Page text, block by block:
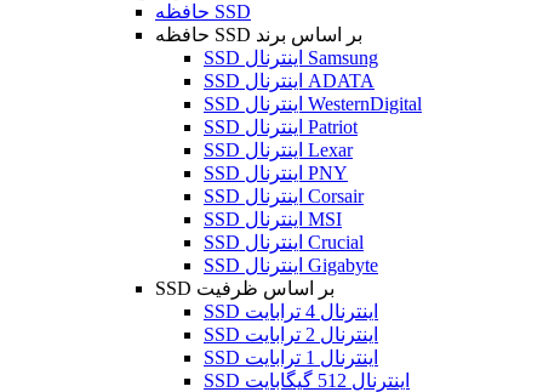
حافظه SSD
حافظه SSD بر اساس برند
SSD اینترنال Samsung
SSD اینترنال ADATA
SSD اینترنال WesternDigital
SSD اینترنال Patriot
SSD اینترنال Lexar
SSD اینترنال PNY
SSD اینترنال Corsair
SSD اینترنال MSI
SSD اینترنال Crucial
SSD اینترنال Gigabyte
SSD بر اساس ظرفیت
SSD اینترنال 4 ترابایت
SSD اینترنال 2 ترابایت
SSD اینترنال 1 ترابایت
SSD اینترنال 512 گیگابایت